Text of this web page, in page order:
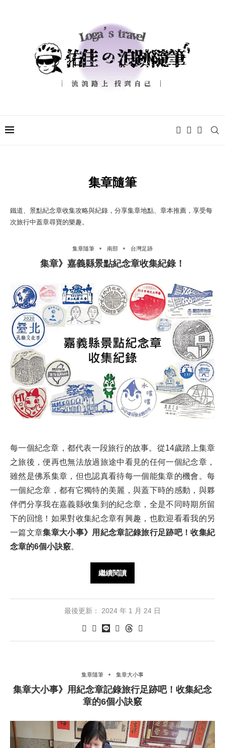
集章隨筆
鐵道、景點紀念章收集攻略與紀錄，分享集章地點、章本推薦，享受每
次旅行中蓋章尋寶的樂趣。
集章隨筆 南部 台灣足跡
集章》嘉義縣景點紀念章收集紀錄！
每一個紀念章，都代表一段旅行的故事。從14歲踏上集章
之旅後，便再也無法放過旅途中看見的任何一個紀念章，
雖然是佛系集章，但也認真看待每一個能集章的機會。每
一個紀念章，都有它獨特的美麗，與蓋下時的感動，與夥
伴們分享我在嘉義縣收集到的紀念章，全是不同時期所留
下的回憶！如果對收集紀念章有興趣，也歡迎看看我的另
一篇文章集章大小事》用紀念章記錄旅行足跡吧！收集紀
念章的6個小訣竅。
繼續閱讀
最後更新： 2024 年 1 月 24 日
集章隨筆 集章大小事
集章大小事》用紀念章記錄旅行足跡吧！收集紀念
章的6個小訣竅